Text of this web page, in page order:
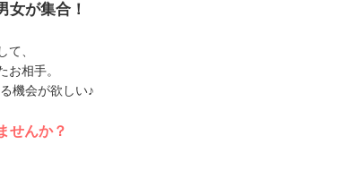
女が集合！
て、
お相手。
機会が欲しい♪
せんか？